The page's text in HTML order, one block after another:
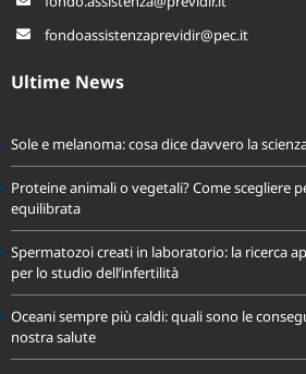
fondo.assistenza@previdir.it
Sole e melanoma: cosa dice davvero la
Proteine animali o vegetali? Come scegliere
equilibrata
Spermatozoi creati in laboratorio: la ricerca
per lo studio dell’infertilità
Oceani sempre più caldi: quali sono le
nostra salute